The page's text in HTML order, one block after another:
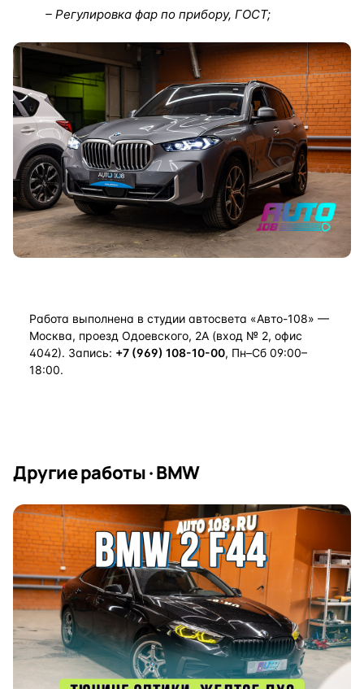
– Регулировка фар по прибору, ГОСТ;
Работа выполнена в студии автосвета «Авто-108» —
Москва, проезд Одоевского, 2А (вход № 2, офис
4042). Запись: +7 (969) 108-10-00, Пн–Сб 09:00–
18:00.
Другие работы · BMW